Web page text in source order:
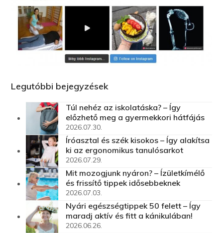
Legutóbbi bejegyzések
Túl nehéz az iskolatáska? – Így
előzhető meg a gyermekkori hátfájás
2026.07.30.
Íróasztal és szék kisokos – Így alakítsa
ki az ergonomikus tanulósarkot
2026.07.29.
Mit mozogjunk nyáron? – Ízületkímélő
és frissítő tippek idősebbeknek
2026.07.03.
Nyári egészségtippek 50 felett – Így
maradj aktív és fitt a kánikulában!
2026.06.26.